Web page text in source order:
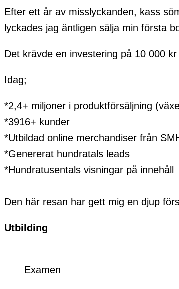
Efter ett år av misslyckanden, kass
lyckades jag äntligen sälja min första
Det krävde en investering på 10 000
Idag;
*2,4+ miljoner i produktförsäljning
*3916+ kunder
*Utbildad online merchandiser från
*Genererat hundratals leads
*Hundratusentals visningar på innehåll
Den här resan har gett mig en djup
Utbilding
Examen